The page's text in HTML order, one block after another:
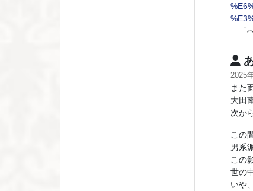
「
2025
また
大田
次か
この
男系
この
世の
いや